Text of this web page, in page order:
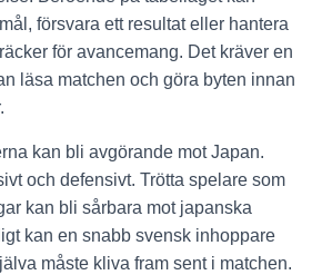
försvara ett resultat eller hantera
för avancemang. Det kräver en
läsa matchen och göra byten innan
kan bli avgörande mot Japan.
och defensivt. Trötta spelare som
kan bli sårbara mot japanska
kan en snabb svensk inhoppare
måste kliva fram sent i matchen.